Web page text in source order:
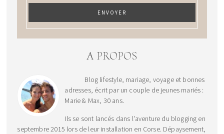
A PROPOS
Blog lifestyle, mariage, voyage et bonnes
adresses, écrit par un couple de jeunes mariés :
Marie & Max, 30 ans.
Ils se sont lancés dans l'aventure du blogging en
septembre 2015 lors de leur installation en Corse. Dépaysement,